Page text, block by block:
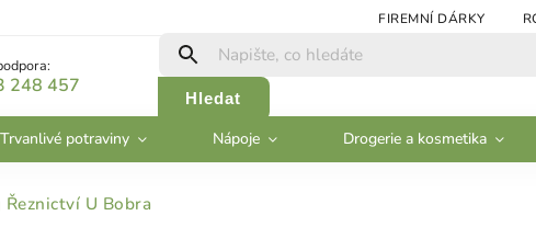
FIREMNÍ DÁRKY
248 457
Hledat
Trvanlivé potraviny Nápoje Drogerie a kosmetika
U Bobra